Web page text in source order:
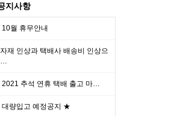
지사항
월 휴무안내
재 인상과 택배사 배송비 인상으
…
추석 연휴 택배 출고 마…
량입고 예정공지 ★